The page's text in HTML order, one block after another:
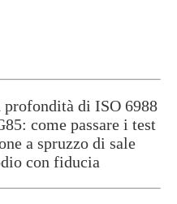
di ISO 6988
come passare i test
a spruzzo di sale
con fiducia